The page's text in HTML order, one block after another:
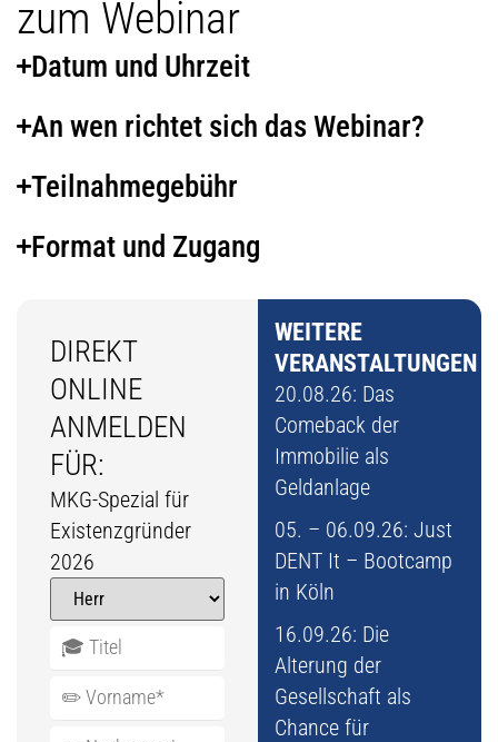
zum Webinar
Datum und Uhrzeit
An wen richtet sich das Webinar?
Teilnahmegebühr
Format und Zugang
DIREKT
ONLINE
ANMELDEN
FÜR:
MKG-Spezial für
Existenzgründer
2026
WEITERE
VERANSTALTUNGEN
20.08.26: Das
Comeback der
Immobilie als
Geldanlage
05. – 06.09.26: Just
DENT It – Bootcamp
in Köln
16.09.26: Die
Alterung der
Gesellschaft als
Chance für